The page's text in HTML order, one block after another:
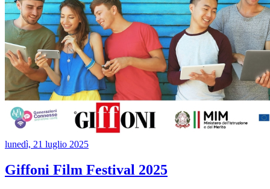
lunedì, 21 luglio 2025
Giffoni Film Festival 2025